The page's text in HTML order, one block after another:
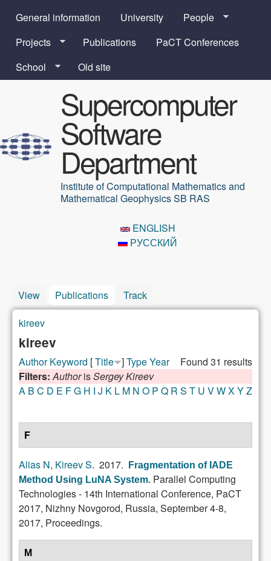
General information University
People
Projects
Publications
PaCT Conferences
School
Old site
Supercomputer
Software
Department
Institute of Computational Mathematics and
Mathematical Geophysics SB RAS
ENGLISH
РУССКИЙ
View Publications (active tab)
Track
You are here
kireev
kireev
Found 31 results
Author Keyword [Title ]TypeYear
Filters:AuthorisSergey Kireev
A B C D E FG H I J K L M N O P Q R S T U VWXYZ
F
Alias N, Kireev S. 2017.
Fragmentation of IADE
Method Using LuNA System. Parallel Computing
Technologies - 14th International Conference, PaCT
2017, Nizhny Novgorod, Russia, September 4-8,
2017, Proceedings.
М